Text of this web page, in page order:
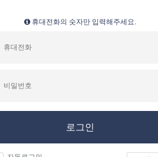
휴대전화의 숫자만 입력해주세요.
로그인